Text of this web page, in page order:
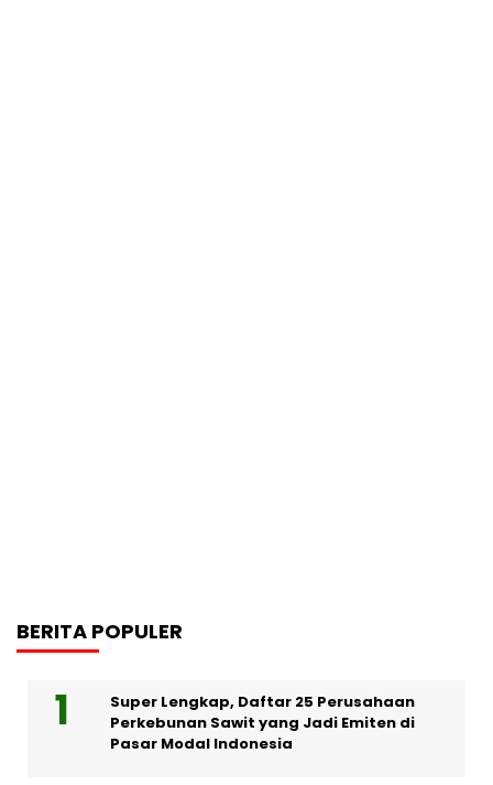
BERITA POPULER
Super Lengkap, Daftar 25 Perusahaan
Perkebunan Sawit yang Jadi Emiten di
Pasar Modal Indonesia